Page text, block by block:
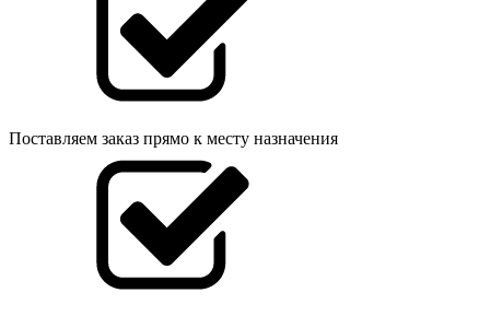
Поставляем заказ прямо к месту назначения